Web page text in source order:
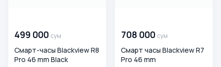
499 000 сум
Смарт-часы Blackview R8
Pro 46 mm Black
708 000 сум
Смарт часы Blackview R7
Pro 46 mm